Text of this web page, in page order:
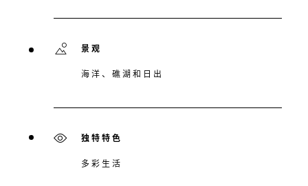
景观
海洋、礁湖和日出
独特特色
多彩生活